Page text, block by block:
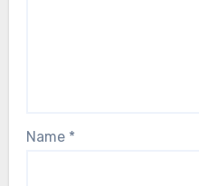
Name *